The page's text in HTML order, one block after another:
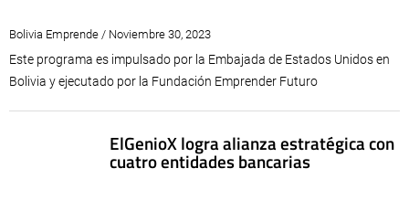
Bolivia Emprende / Noviembre 30, 2023
Este programa es impulsado por la Embajada de Estados Unidos en
Bolivia y ejecutado por la Fundación Emprender Futuro
ElGenioX logra alianza estratégica con
cuatro entidades bancarias